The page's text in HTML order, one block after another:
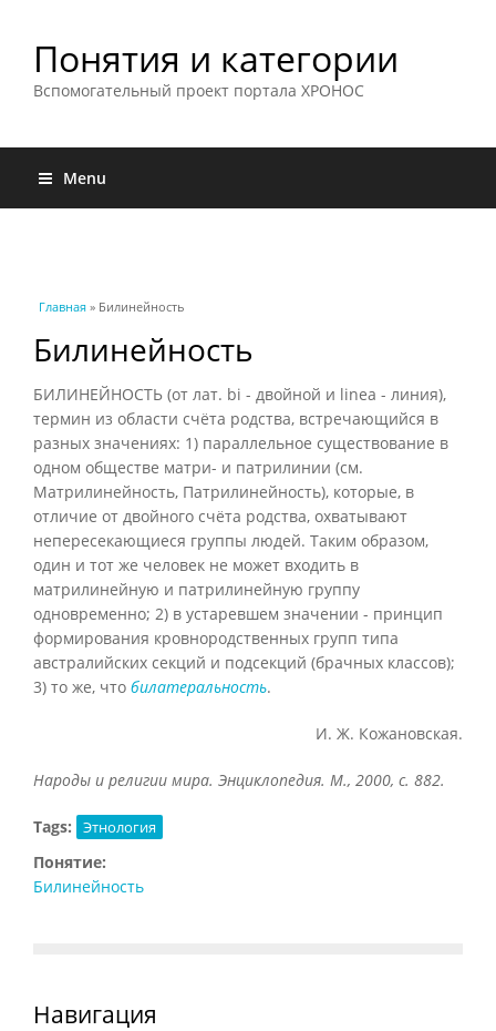
Понятия и категории
Вспомогательный проект портала ХРОНОС
Menu
Вы здесь
Главная » Билинейность
Билинейность
БИЛИНЕЙНОСТЬ (от лат. bi - двойной и linea - линия),
термин из области счёта родства, встречающийся в
разных значениях: 1) параллельное существование в
одном обществе матри- и патрилинии (см.
Матрилинейность, Патрилинейность), которые, в
отличие от двойного счёта родства, охватывают
непересекающиеся группы людей. Таким образом,
один и тот же человек не может входить в
матрилинейную и патрилинейную группу
одновременно; 2) в устаревшем значении - принцип
формирования кровнородственных групп типа
австралийских секций и подсекций (брачных классов);
3) то же, что билатеральность.
И. Ж. Кожановская.
Народы и религии мира. Энциклопедия. М., 2000, с. 882.
Tags: Этнология
Понятие:
Билинейность
Навигация